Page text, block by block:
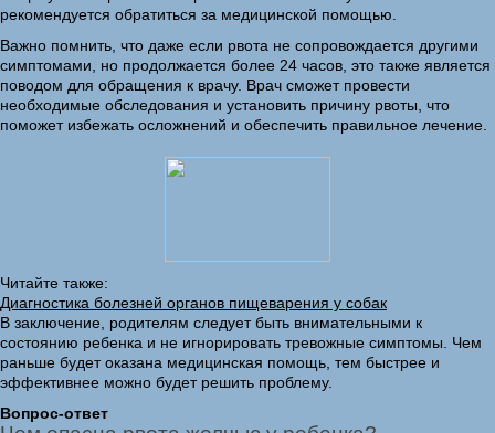
рекомендуется обратиться за медицинской помощью.
Важно помнить, что даже если рвота не сопровождается другими
симптомами, но продолжается более 24 часов, это также является
поводом для обращения к врачу. Врач сможет провести
необходимые обследования и установить причину рвоты, что
поможет избежать осложнений и обеспечить правильное лечение.
Читайте также:
Диагностика болезней органов пищеварения у собак
В заключение, родителям следует быть внимательными к
состоянию ребенка и не игнорировать тревожные симптомы. Чем
раньше будет оказана медицинская помощь, тем быстрее и
эффективнее можно будет решить проблему.
Вопрос-ответ